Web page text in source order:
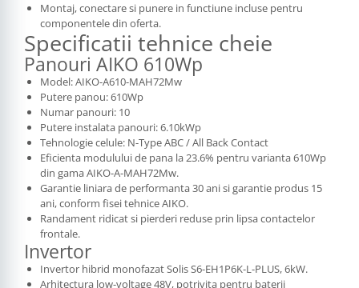
Montaj, conectare si punere in functiune incluse pentru
componentele din oferta.
Specificatii tehnice cheie
Panouri AIKO 610Wp
Model: AIKO-A610-MAH72Mw
Putere panou: 610Wp
Numar panouri: 10
Putere instalata panouri: 6.10kWp
Tehnologie celule: N-Type ABC / All Back Contact
Eficienta modulului de pana la 23.6% pentru varianta 610Wp
din gama AIKO-A-MAH72Mw.
Garantie liniara de performanta 30 ani si garantie produs 15
ani, conform fisei tehnice AIKO.
Randament ridicat si pierderi reduse prin lipsa contactelor
frontale.
Invertor
Invertor hibrid monofazat Solis S6-EH1P6K-L-PLUS, 6kW.
Arhitectura low-voltage 48V, potrivita pentru baterii